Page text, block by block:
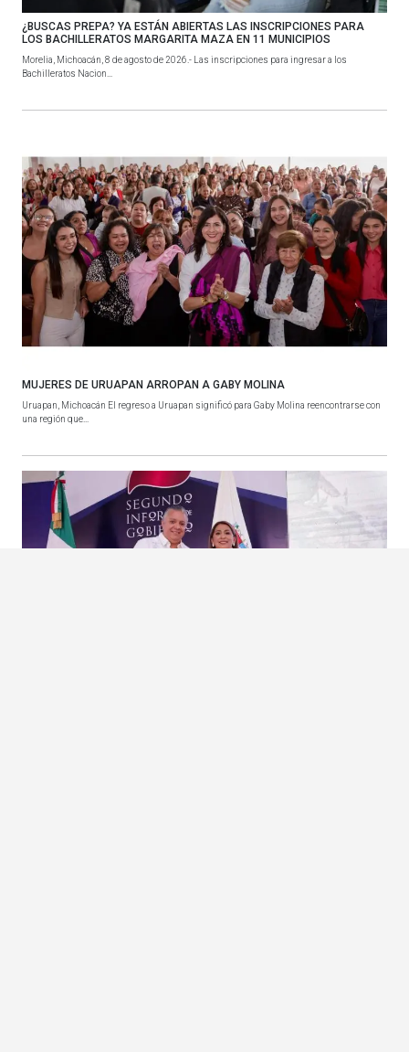
¿BUSCAS PREPA? YA ESTÁN ABIERTAS LAS INSCRIPCIONES PARA
LOS BACHILLERATOS MARGARITA MAZA EN 11 MUNICIPIOS
Morelia, Michoacán, 8 de agosto de 2026.- Las inscripciones para ingresar a los
Bachilleratos Nacion...
MUJERES DE URUAPAN ARROPAN A GABY MOLINA
Uruapan, Michoacán El regreso a Uruapan significó para Gaby Molina reencontrarse con
una región que...